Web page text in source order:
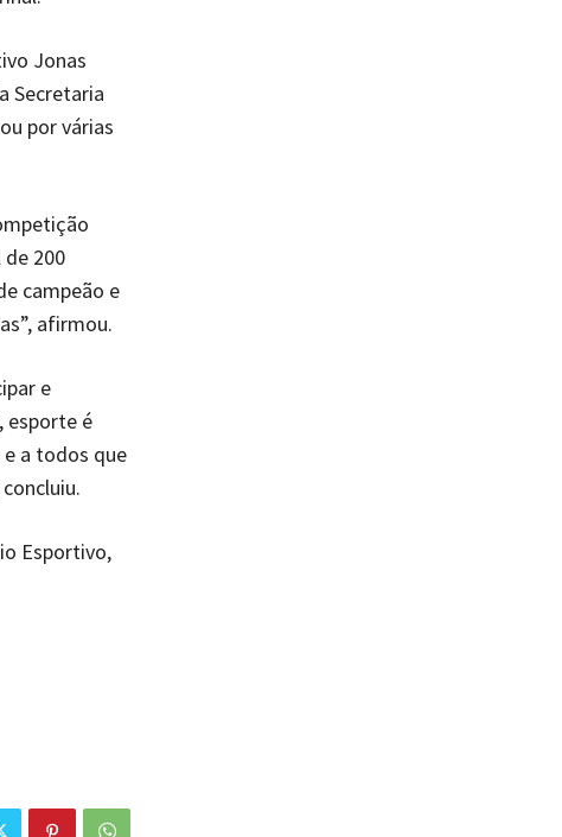
Jonas
Secretaria
por várias
200
campeão e
afirmou.
e
esporte é
a todos que
Esportivo,